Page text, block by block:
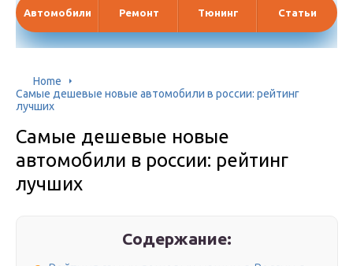
Автомобили Ремонт Тюнинг Статьи
Home
Самые дешевые новые автомобили в россии: рейтинг
лучших
Самые дешевые новые
автомобили в россии: рейтинг
лучших
Содержание: